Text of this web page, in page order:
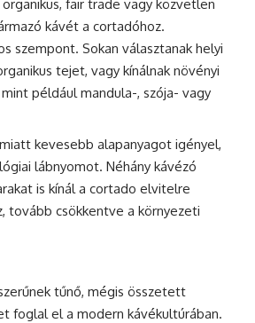
fair trade vagy közvetlen
kávét a cortadóhoz.
szempont. Sokan választanak helyi
tejet, vagy kínálnak növényi
például mandula-, szója- vagy
kevesebb alapanyagot igényel,
lábnyomot. Néhány kávézó
is kínál a cortado elvitelre
tovább csökkentve a környezeti
tűnő, mégis összetett
foglal el a modern kávékultúrában.